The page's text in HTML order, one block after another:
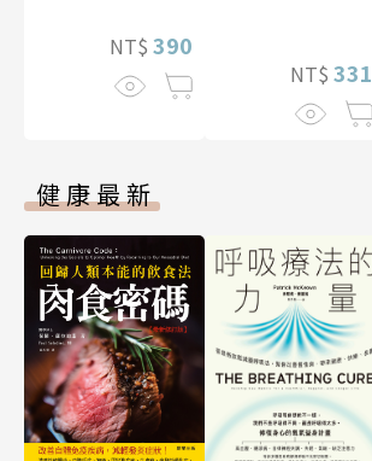
NT$ 390
NT$ 331
健康最新